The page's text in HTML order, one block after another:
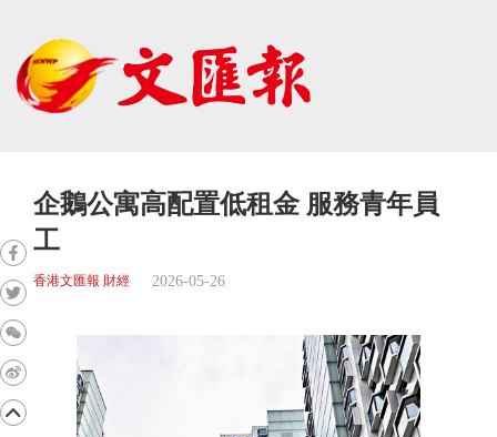
企鵝公寓高配置低租金 服務青年員
工
香港文匯報 財經 2026-05-26